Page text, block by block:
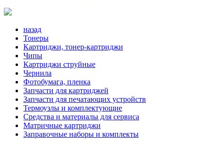
назад
Тонеры
Картриджи, тонер-картриджи
Чипы
Картриджи струйные
Чернила
Фотобумага, пленка
Запчасти для картриджей
Запчасти для печатающих устройств
Термоузлы и комплектующие
Средства и материалы для сервиса
Матричные картриджи
Заправочные наборы и комплекты